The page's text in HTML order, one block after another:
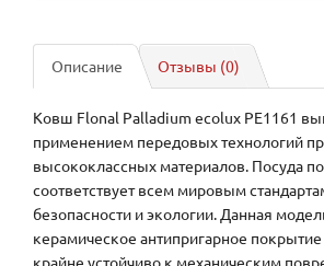
Описание Отзывы (0)
Ковш Flonal Palladium ecolux PE1161
применением передовых технологий
высококлассных материалов. Посуда
соответствует всем мировым
безопасности и экологии. Данная
керамическое антипригарное покрытие
крайне устойчиво к механическим